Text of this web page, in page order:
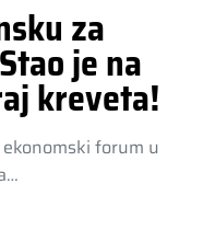
za
je na
kreveta!
ekonomski forum u